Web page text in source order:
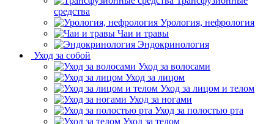
средства
Урология, нефрология
Чаи и травы
Эндокринология
Уход за собой
Уход за волосами
Уход за лицом
Уход за лицом и телом
Уход за ногами
Уход за полостью рта
Уход за телом